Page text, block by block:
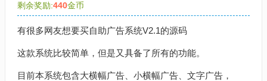
剩余奖励:440金币
有很多网友想要买自助广告系统V2.1的源码
这款系统比较简单，但是又具备了所有的功能。
目前本系统包含大横幅广告、小横幅广告、文字广告，